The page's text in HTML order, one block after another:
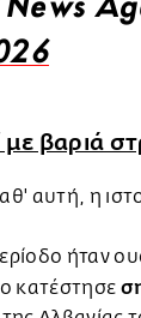
News
βαριά
αυτή, η
ήταν
κατέστησε